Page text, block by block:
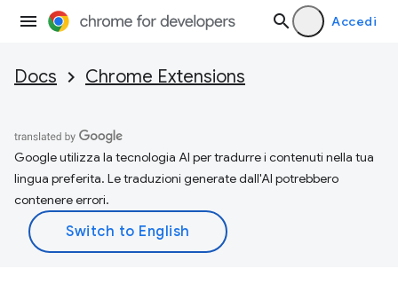
Accedi
Docs Chrome Extensions
Google utilizza la tecnologia AI per tradurre i contenuti nella tua
lingua preferita. Le traduzioni generate dall'AI potrebbero
contenere errori.